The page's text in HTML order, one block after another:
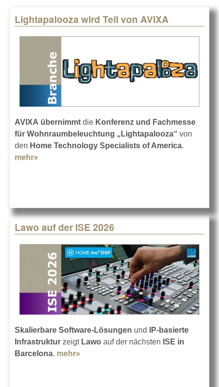
Lightapalooza wird Teil von AVIXA
AVIXA übernimmt die Konferenz und Fachmesse
für Wohnraumbeleuchtung „Lightapalooza“ von
den Home Technology Specialists of America.
mehr»
Lawo auf der ISE 2026
Skalierbare Software-Lösungen und
IP-basierte
Infrastruktur zeigt Lawo auf der nächsten ISE in
Barcelona. mehr»
Pages